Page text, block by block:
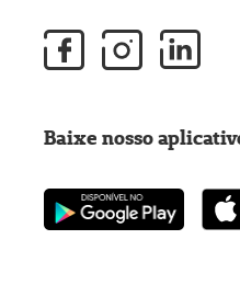
Baixe nosso